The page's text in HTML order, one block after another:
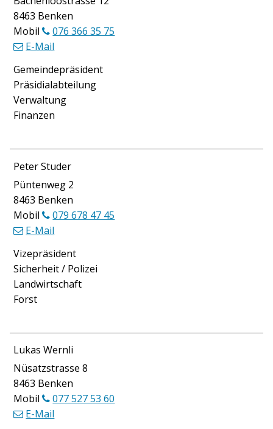
8463 Benken
Mobil
076 366 35 75
E-Mail
Funktion
Gemeindepräsident
Präsidialabteilung
Verwaltung
Finanzen
Peter Studer
Püntenweg 2
8463 Benken
Mobil
079 678 47 45
E-Mail
Funktion
Vizepräsident
Sicherheit / Polizei
Landwirtschaft
Forst
Lukas Wernli
Nüsatzstrasse 8
8463 Benken
Mobil
077 527 53 60
E-Mail